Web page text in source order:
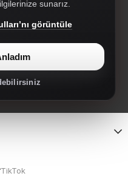
TikTok
sunarız.
görüntüle